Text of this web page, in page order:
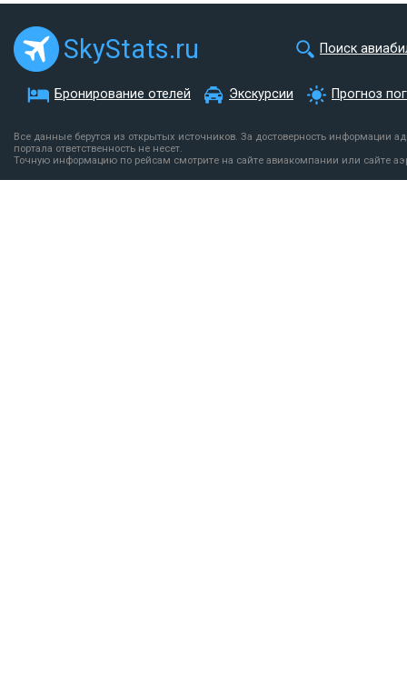
SkyStats.ru Поиск
Бронирование отелей Экскурсии Прогноз
Все данные берутся из открытых источников. За достоверность информации
портала ответственность не несет.
Точную информацию по рейсам смотрите на сайте авиакомпании или сайте